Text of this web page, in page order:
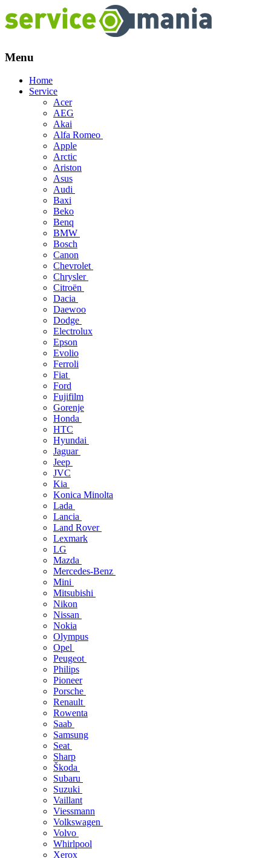
Menu
Skip
Home
Service
Acer
AEG
Akai
Alfa Romeo
Apple
Arctic
Ariston
Asus
Audi
Baxi
Beko
Benq
BMW
Bosch
Canon
Chevrolet
Chrysler
Citroën
Dacia
Daewoo
Dodge
Electrolux
Epson
Evolio
Ferroli
Fiat
Ford
Fujifilm
Gorenje
Honda
HTC
Hyundai
Jaguar
Jeep
JVC
Kia
Konica Minolta
Lada
Lancia
Land Rover
Lexmark
LG
Mazda
Mercedes-Benz
Mini
Mitsubishi
Nikon
Nissan
Nokia
Olympus
Opel
Peugeot
Philips
Pioneer
Porsche
Renault
Rowenta
Saab
Samsung
Seat
Sharp
Škoda
Subaru
Suzuki
Vaillant
Viessmann
Volkswagen
Volvo
Whirlpool
Xerox